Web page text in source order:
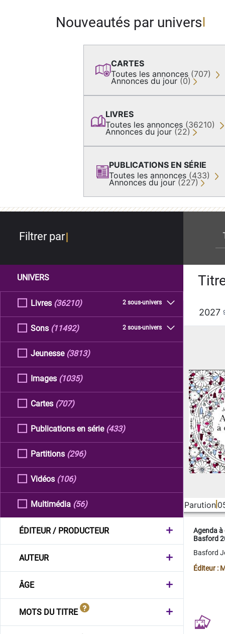
Nouveautés par univers
CARTES
Toutes les annonces (707)
Annonces du jour (0)
LIVRES
Toutes les annonces (36210)
Annonces du jour (22)
PUBLICATIONS EN SÉRIE
Toutes les annonces (433)
Annonces du jour (227)
Filtrer par
UNIVERS
Livres 2 sous-univers
(36210)
Sons 2 sous-univers
(11492)
Jeunesse (3813)
Images (1035)
Cartes (707)
Publications en série (433)
Partitions (296)
Vidéos (106)
Multimédia (56)
ÉDITEUR / PRODUCTEUR
AUTEUR
ÂGE
MOTS DU TITRE
2027
Parution
Agenda
Basford
Basford
Éditeur :